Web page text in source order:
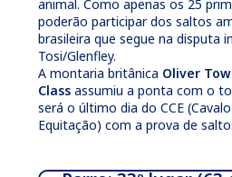
animal. Como apenas os 25
poderão participar dos saltos
brasileira que segue na disputa
Tosi/Glenfley.
A montaria britânica Oliver
Class assumiu a ponta com o
será o último dia do CCE
Equitação) com a prova de